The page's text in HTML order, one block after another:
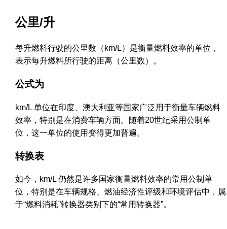
公里/升
每升燃料行驶的公里数（km/L）是衡量燃料效率的单位，
表示每升燃料所行驶的距离（公里数）。
公式为
km/L 单位在印度、澳大利亚等国家广泛用于衡量车辆燃料
效率，特别是在消费车辆方面。随着20世纪采用公制单
位，这一单位的使用变得更加普遍。
转换表
如今，km/L 仍然是许多国家衡量燃料效率的常用公制单
位，特别是在车辆规格、燃油经济性评级和环境评估中，属
于“燃料消耗”转换器类别下的“常用转换器”。